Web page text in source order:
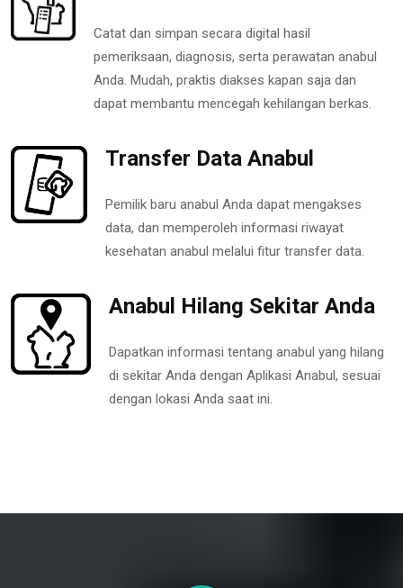
Catat dan simpan secara digital hasil
pemeriksaan, diagnosis, serta perawatan anabul
Anda. Mudah, praktis diakses kapan saja dan
dapat membantu mencegah kehilangan berkas.
Transfer Data Anabul
Pemilik baru anabul Anda dapat mengakses
data, dan memperoleh informasi riwayat
kesehatan anabul melalui fitur transfer data.
Anabul Hilang Sekitar Anda
Dapatkan informasi tentang anabul yang hilang
di sekitar Anda dengan Aplikasi Anabul, sesuai
dengan lokasi Anda saat ini.